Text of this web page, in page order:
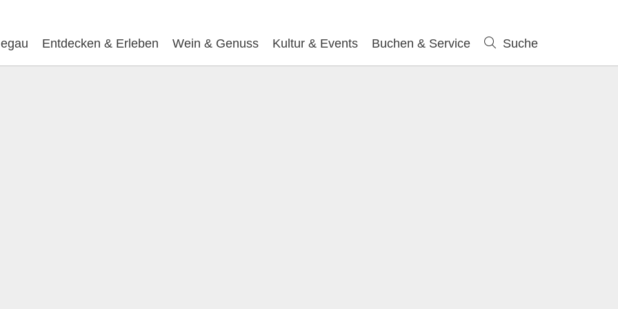
Entdecken & Erleben Wein & Genuss Kultur & Events Buchen & Service Suche